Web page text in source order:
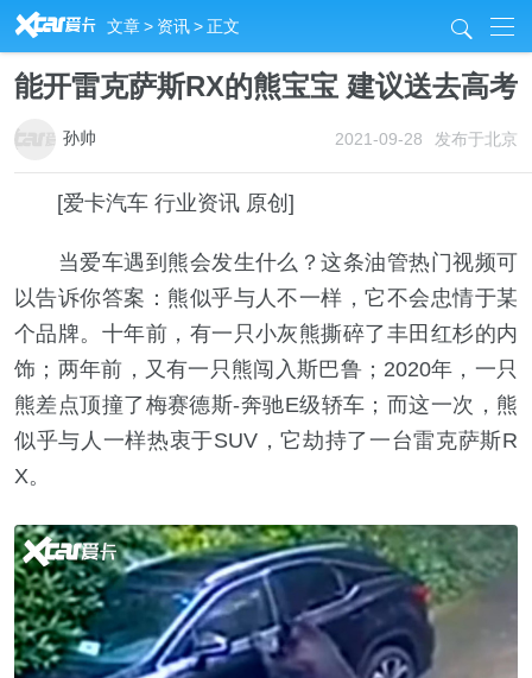
R 文章> 资讯>正文 j
能开雷克萨斯RX的熊宝宝 建议送去高考
2021-09-28 发布于北京
孙帅
[爱卡汽车 行业资讯 原创]
当爱车遇到熊会发生什么？这条油管热门视频可
以告诉你答案：熊似乎与人不一样，它不会忠情于某
个品牌。十年前，有一只小灰熊撕碎了丰田红杉的内
饰；两年前，又有一只熊闯入斯巴鲁；2020年，一只
熊差点顶撞了梅赛德斯-奔驰E级轿车；而这一次，熊
似乎与人一样热衷于SUV，它劫持了一台雷克萨斯R
X。